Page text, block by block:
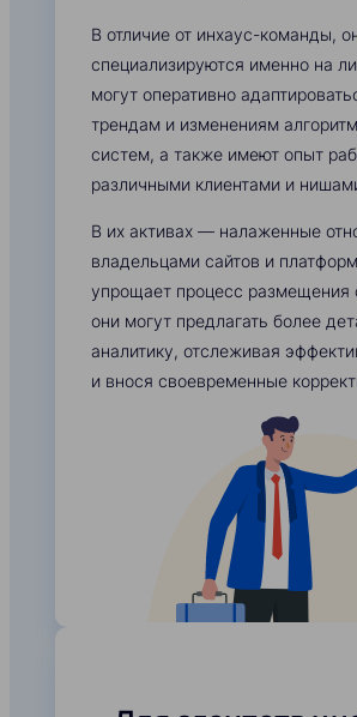
В отличие от инхаус-команды,
специализируются именно на
могут оперативно
трендам и изменениям
систем, а также имеют опыт
различными клиентами и
В их активах — налаженные
владельцами сайтов и
упрощает процесс
они могут предлагать более
аналитику, отслеживая
и внося своевременные